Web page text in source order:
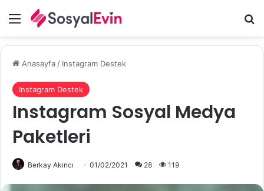
Menü
Anasayfa / Instagram Destek
Instagram Destek
Instagram Sosyal Medya
Paketleri
Berkay Akıncı 01/02/2021 28 119